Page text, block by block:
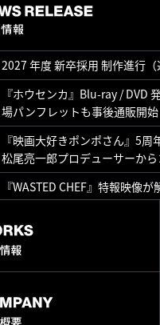
2027 年度 新卒採用 制作進行
『ホウセンカ』Blu-ray / DVD
場パンフレットも事後通販開始
『映画大好きポンポさん』5
松尾亮一郎プロデューサーから
『WASTED CHEF』特報映像が
『WASTED CHEF』ティザービ
『WASTED CHEF』「アヌシ
ーションにて平尾隆之監督、
アニメーター・演出助手へのイ